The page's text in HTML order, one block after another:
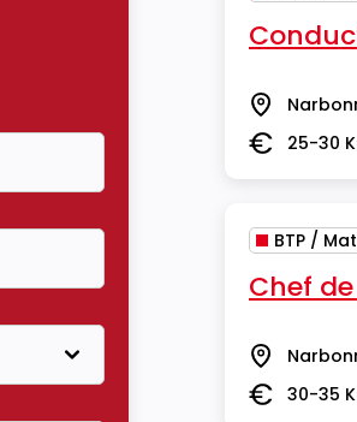
Lieu
Salaire25-30
BTP /
Chef
Lieu
Salaire30-35